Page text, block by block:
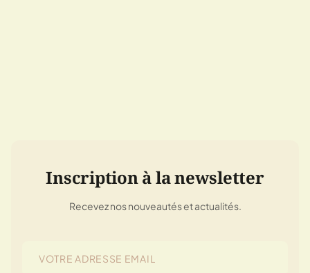
Inscription à la newsletter
Recevez nos nouveautés et actualités.